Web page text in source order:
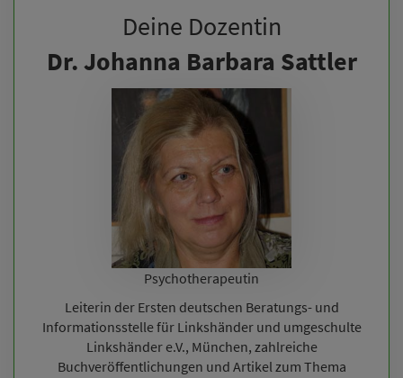
Deine Dozentin
Dr. Johanna Barbara Sattler
Psychotherapeutin
Leiterin der Ersten deutschen Beratungs- und
Informationsstelle für Linkshänder und umgeschulte
Linkshänder e.V., München, zahlreiche
Buchveröffentlichungen und Artikel zum Thema